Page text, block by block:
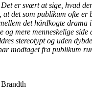
er svært at sige, hvad
at det som publikum ofte er
det hårdkogte drama
og mere menneskelige
stereotypt og uden
modtaget fra publikum